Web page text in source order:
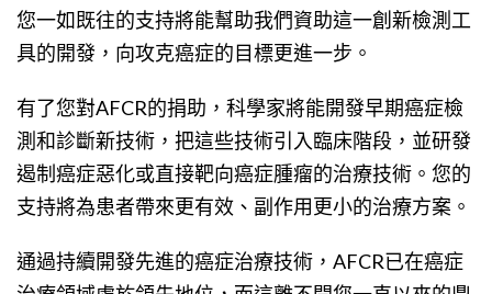
您一如既往的支持將能幫助我們資助這一創新檢測工
具的開發，向攻克癌症的目標更進一步。
有了您對AFCR的捐助，科學家將能開發早期癌症檢
測和診斷新技術，把這些技術引入臨床階段，並研發
遏制癌症惡化或直接靶向癌症腫瘤的治療技術。您的
支持將為患者帶來更有效、副作用更小的治療方案。
通過持續開發先進的癌症治療技術，AFCR已在癌症